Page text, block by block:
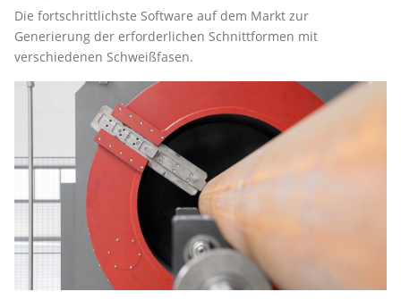
Die fortschrittlichste Software auf dem Markt zur
Generierung der erforderlichen Schnittformen mit
verschiedenen Schweißfasen.